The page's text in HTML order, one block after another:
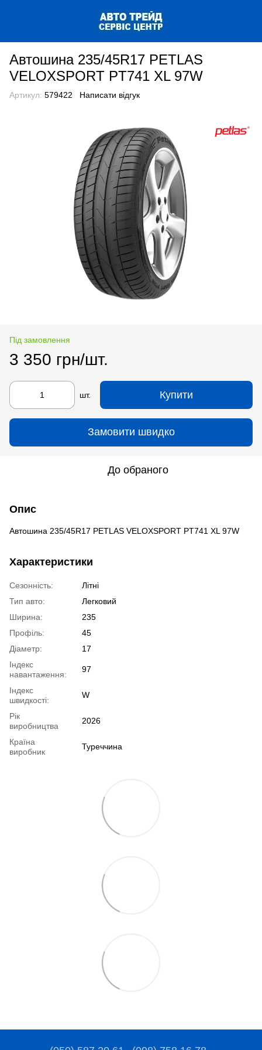
Автошина 235/45R17 PETLAS
VELOXSPORT PT741 XL 97W
Артикул: 579422 Написати відгук
Під замовлення
3 350 грн/шт.
шт. Купити
Замовити швидко
До обраного
Опис
Автошина 235/45R17 PETLAS VELOXSPORT PT741 XL 97W
Характеристики
Сезонність:
Літні
Тип авто:
Легковий
Ширина:
235
Профіль:
45
Діаметр:
17
Індекс
навантаження:
97
Індекс
швидкості:
W
Рік
виробництва
2026
Країна
виробник
Туреччина